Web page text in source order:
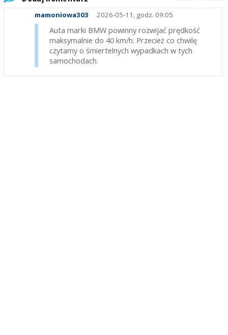
mamoniowa303 2026-05-11, godz. 09:05
Auta marki BMW powinny rozwijać prędkość
maksymalnie do 40 km/h. Przecież co chwilę
czytamy o śmiertelnych wypadkach w tych
samochodach.